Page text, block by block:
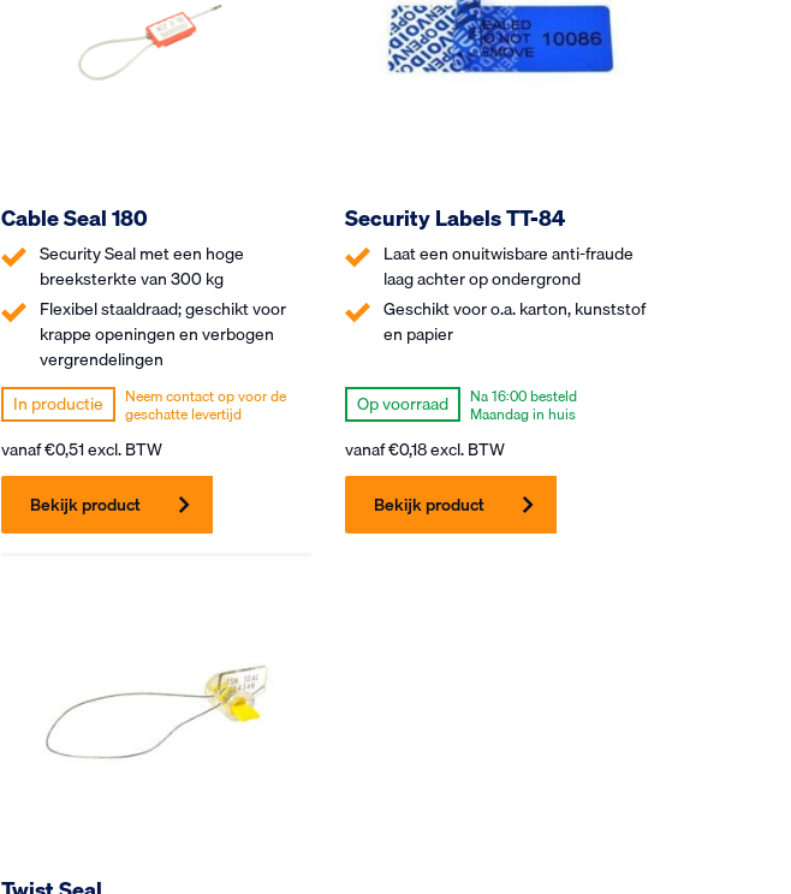
Cable Seal 180
Security Seal met een hoge
breeksterkte van 300 kg
Flexibel staaldraad; geschikt voor
krappe openingen en verbogen
vergrendelingen
In productie
Neem contact op voor de
geschatte levertijd
vanaf€0,51excl. BTW
Bekijk product
Security Labels TT-84
Laat een onuitwisbare anti-fraude
laag achter op ondergrond
Geschikt voor o.a. karton, kunststof
en papier
Op voorraad Na 16:00 besteld
Maandag in huis
vanaf€0,18excl. BTW
Bekijk product